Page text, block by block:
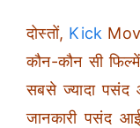
दोस्तों, Kick
कौन-कौन सी
सबसे ज्यादा
जानकारी पसंद